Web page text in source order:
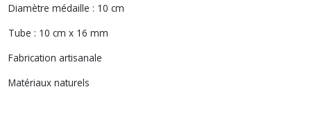
Diamètre médaille : 10 cm
Tube : 10 cm x 16 mm
Fabrication artisanale
Matériaux naturels